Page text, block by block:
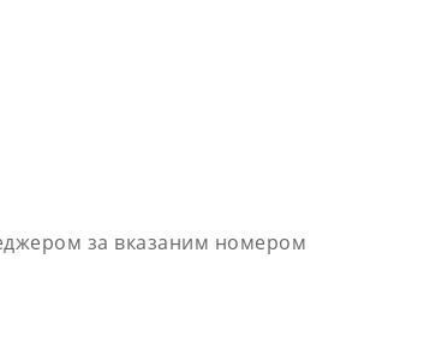
за вказаним номером